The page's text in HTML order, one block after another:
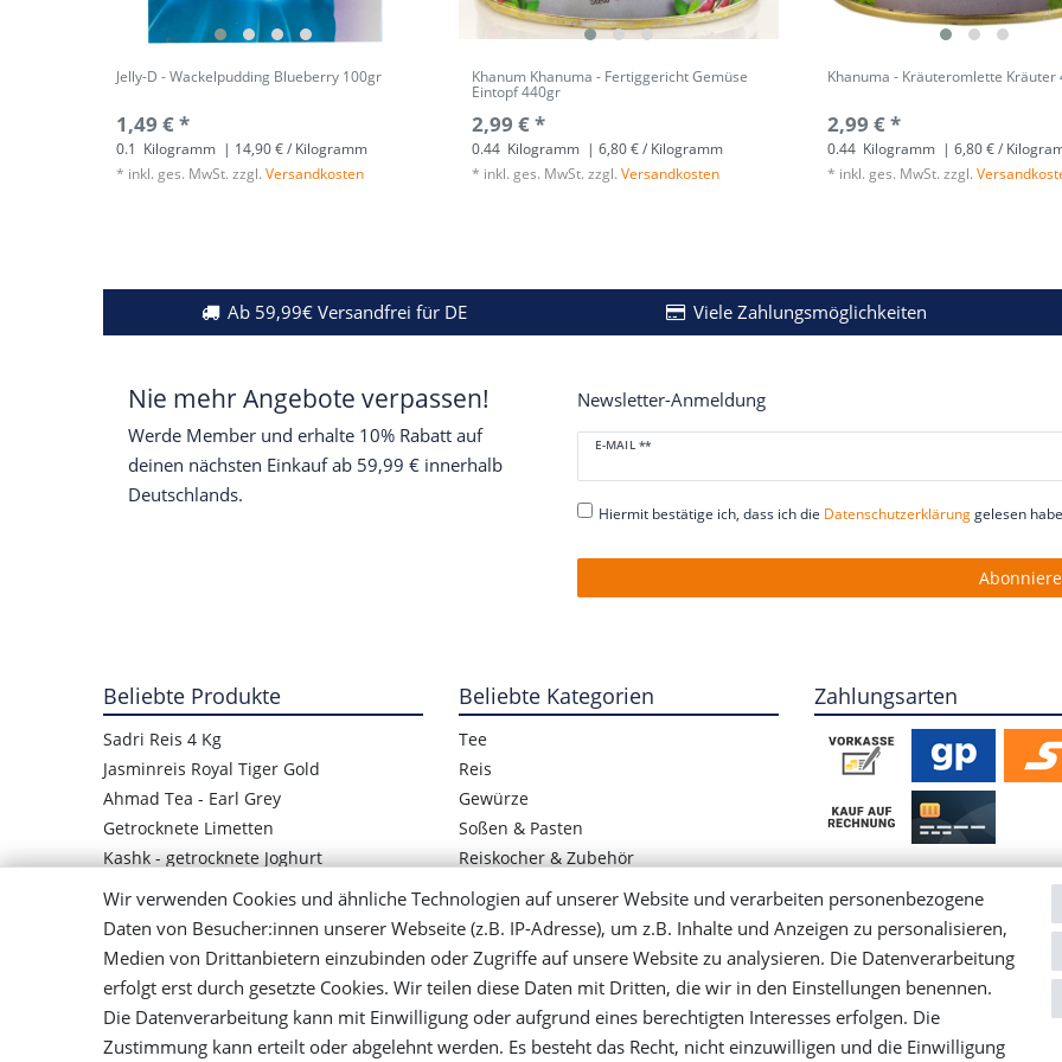
Jelly-D - Wackelpudding Blueberry 100gr
1,49 € *
0.1 Kilogramm | 14,90 € / Kilogramm
* inkl. ges. MwSt. zzgl.Versandkosten
Khanum Khanuma - Fertiggericht Gemüse
Eintopf 440gr
2,99 € *
0.44 Kilogramm | 6,80 € / Kilogramm
* inkl. ges. MwSt. zzgl.Versandkosten
Khanuma - Kräuteromlette Kräuter
2,99 € *
0.44 Kilogramm | 6,80 € /
* inkl. ges. MwSt. zzgl.
Ab 59,99€ Versandfrei für DE Viele Zahlungsmöglichkeiten
Nie mehr Angebote verpassen!
Werde Member und erhalte 10% Rabatt auf
deinen nächsten Einkauf ab 59,99 € innerhalb
Deutschlands.
Newsletter-Anmeldung
E-MAIL **
Newsletter
Honig
Hiermit bestätige ich, dass ich die Daten­schutz­erklärunggelesen
Beliebte Produkte
Sadri Reis 4 Kg
Jasminreis Royal Tiger Gold
Ahmad Tea - Earl Grey
Getrocknete Limetten
Kashk - getrocknete Joghurt
Kashk-Quark
Obst Paste Lavashak
Panjshir - Basmati Reis
Reiskocher für Reiskruste
Beliebte Kategorien
Tee
Reis
Gewürze
Soßen & Pasten
Reiskocher & Zubehör
Getrocknete Hülsenfrüchte
Rezepte / Blog
Zahlungsarten
Wir verwenden Cookies und ähnliche Technologien auf unserer Website und verarbeiten personenbezogene
Daten von Besucher:innen unserer Webseite (z.B. IP-Adresse), um z.B. Inhalte und Anzeigen zu personalisieren,
Medien von Drittanbietern einzubinden oder Zugriffe auf unsere Website zu analysieren. Die Datenverarbeitung
erfolgt erst durch gesetzte Cookies. Wir teilen diese Daten mit Dritten, die wir in den Einstellungen benennen.
Die Datenverarbeitung kann mit Einwilligung oder aufgrund eines berechtigten Interesses erfolgen. Die
Zustimmung kann erteilt oder abgelehnt werden. Es besteht das Recht, nicht einzuwilligen und die Einwilligung